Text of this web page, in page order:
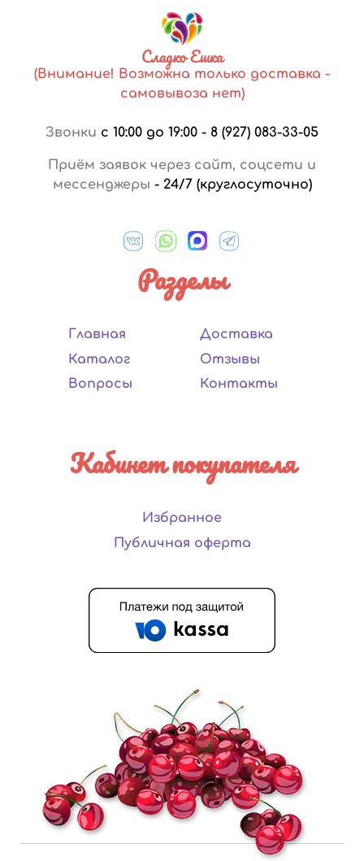
Сладко Ешка
(Внимание! Возможна только доставка -
самовывоза нет)
Звонки с 10:00 до 19:00 - 8 (927) 083-33-05
Приём заявок через сайт, соцсети и
мессенджеры - 24/7 (круглосуточно)
Разделы
Главная
Каталог
Вопросы
Доставка
Отзывы
Контакты
Кабинет покупателя
Избранное
Публичная оферта